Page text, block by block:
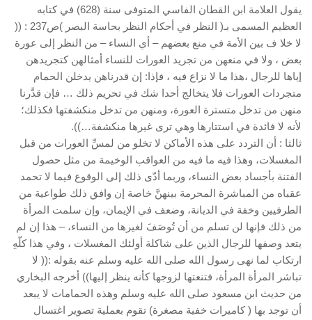
يقول العلامة ابن القطان الفاسي المتوفى سنة (628) في كتابه
العظيم المسمى بـ( النظر في أحكام النظر بحاسة البصر )ص237 : ((
لا خلا ف بين الأمة في منع بعضهم – أي النساء – من النظر إلى عورة
بعض ، ولا في منعهن من تجريد العورات للنساء أمثالهن كتجريدهن
إياها للرجال ،هذا ما لا نزاع فيه ، فإذا: إن قدرناهن يدخلن الحمام
متجردات العورات فلا يتخالج أحدا شك في تحريم ذلك … فإن قدَّرنا
منهن من تدخل متسترة العورة، ومنهن من تدخل منكشفتها فكذلك؛
لأنه لا فائدة في استتارها وهي ترى غيرها منكشفة…)).
ثالثا : أن التردد على هذه الأماكن لا تخلو من لمسِّ العورات من قبل
المغسلات، وهذا فيه ما فيه من العواقب الوخيمة من مثل حصول
الفتنة بأجساد بعض النساء، وربما أدّى ذلك إلى الوقوع فيما لا تحمد
عقباه من المباشرة المحرمة بينهنَّ خاصة إن وافق ذلك طواعية من
الطرفيين وخفة في الديانة، وضعف في الإيمان، وإن سلمت المرأة
من ذلك فإنها لن تسلم من أن تُوصَفَ لغيرها من النساء، – هذا إن لم
يتعد وصفها للرجال الذين على شاكلة أولئك المغسلات ، وفي هذا كلّهِ
ارتكاب لما نهى رسول الله صلى الله عليه وسلم عنه بقوله :(( لا
تباشر المرأة المرأة، فتنعتها لزوجها كأنه ينظر إليها)) أخرجه البخاري
من حديث ابن مسعود صلى الله عليه وسلم وهذه الحمامات لا يبعد
أن توجد بها ( كاميرات خفية مصغرة) تقوم بعملية تصوير اغتسال